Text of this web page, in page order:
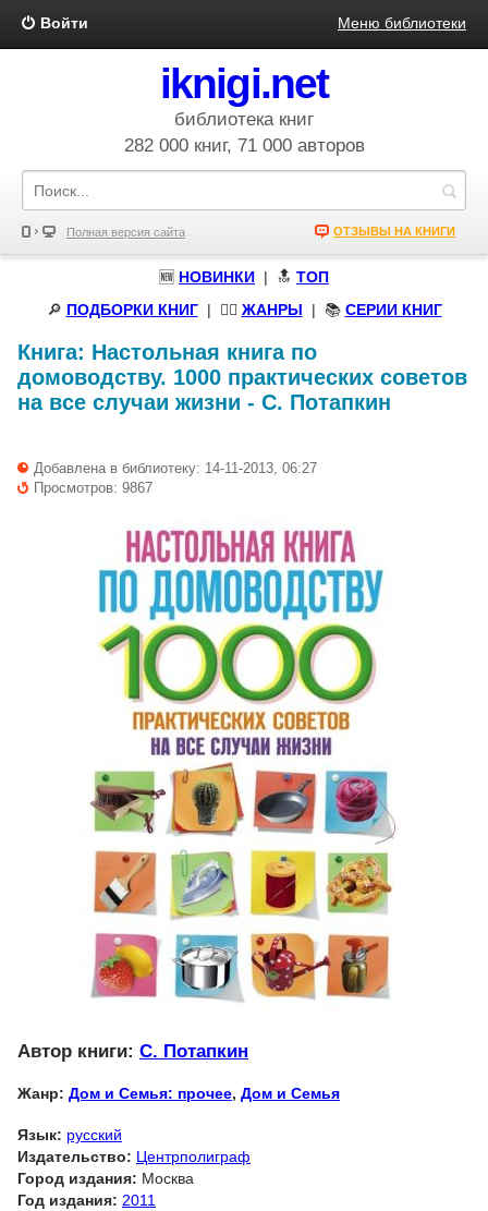
Войти Меню библиотеки
iknigi.net
библиотека книг
282 000 книг, 71 000 авторов
Полная версия сайта ОТЗЫВЫ НА КНИГИ
🆕 НОВИНКИ | 🔝 ТОП
🔎 ПОДБОРКИ КНИГ| 🧝‍♀️ ЖАНРЫ | 📚 СЕРИИ КНИГ
Книга: Настольная книга по
домоводству. 1000 практических советов
на все случаи жизни - С. Потапкин
Добавлена в библиотеку: 14-11-2013, 06:27
Просмотров: 9867
Автор книги: С. Потапкин
Жанр: Дом и Семья: прочее, Дом и Семья
Язык: русский
Издательство: Центрполиграф
Город издания: Москва
Год издания: 2011